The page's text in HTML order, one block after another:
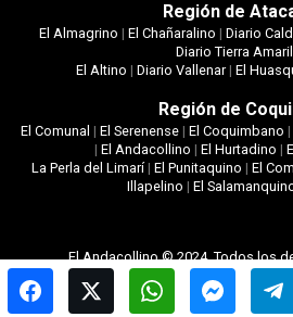
Región de
El Almagrino | El Chañaralino | Diario
Diario Tierra
El Altino | Diario Vallenar| El
Región de
El Comunal | El Serenense| El Coquimbano |
| El Andacollino | El Hurtadino |
La Perla del Limarí|El Punitaquino |El
Illapelino | El
El Andacollino © 2024. Todos los